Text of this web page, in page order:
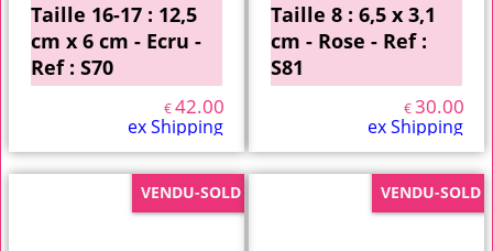
Taille 16-17 : 12,5
cm x 6 cm - Ecru -
Ref : S70
€42.00
ex Shipping
Taille 8 : 6,5 x 3,1
cm - Rose - Ref :
S81
€30.00
ex Shipping
VENDU-SOLD VENDU-SOLD